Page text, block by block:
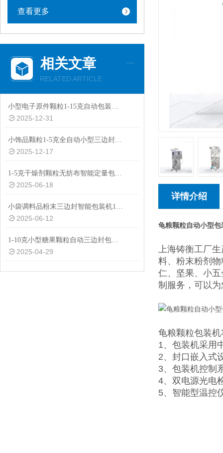
查看更多
相关文章
RELATED ARTICLE
小型电子原件颗粒1-15克自动包装机厂家
2025-12-31
小饰品颗粒1-5克全自动小型三边封智能包装机批发
2025-12-17
1-5克干燥剂颗粒无纺布智能定量包装机价格
2025-06-18
小袋调料品粉末三边封智能包装机1-50克
2025-06-12
1-10克小型糖果颗粒自动三边封包装机品牌
2025-04-29
详情介绍
龟粮颗粒自动小型包
上海铸衡工厂
料、粉末粉剂
仁、坚果、小
制服务，可以
龟粮颗粒包装
1、包装机采用
2、封口嵌入式
3、包装机控制
4、双电源光电
5、智能型温控